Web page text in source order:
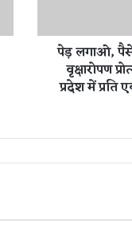
क
ब
मु
पेड़ लगाओ,
वृक्षारोपण
प्रदेश में प्रति